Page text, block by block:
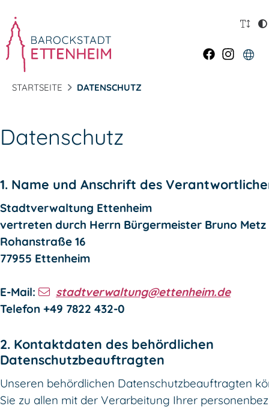
STARTSEITE DATENSCHUTZ
Datenschutz
1. Name und Anschrift des
Stadtverwaltung Ettenheim
vertreten durch Herrn Bürgermeister Bruno Metz
Rohanstraße 16
77955 Ettenheim
E-Mail:
stadtverwaltung@ettenheim.de
Telefon +49 7822 432-0
2. Kontaktdaten des behördlichen
Datenschutzbeauftragten
Unseren behördlichen Datenschutzbeauftragten
Sie zu allen mit der Verarbeitung Ihrer